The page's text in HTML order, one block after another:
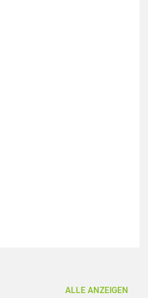
ALLE ANZEIGEN